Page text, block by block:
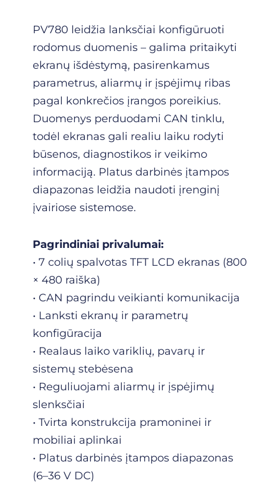
PV780 leidžia lanksčiai konfigūruoti
rodomus duomenis – galima pritaikyti
ekranų išdėstymą, pasirenkamus
parametrus, aliarmų ir įspėjimų ribas
pagal konkrečios įrangos poreikius.
Duomenys perduodami CAN tinklu,
todėl ekranas gali realiu laiku rodyti
būsenos, diagnostikos ir veikimo
informaciją. Platus darbinės įtampos
diapazonas leidžia naudoti įrenginį
įvairiose sistemose.
Pagrindiniai privalumai:
• 7 colių spalvotas TFT LCD ekranas (800
× 480 raiška)
• CAN pagrindu veikianti komunikacija
• Lanksti ekranų ir parametrų
konfigūracija
• Realaus laiko variklių, pavarų ir
sistemų stebėsena
• Reguliuojami aliarmų ir įspėjimų
slenksčiai
• Tvirta konstrukcija pramoninei ir
mobiliai aplinkai
• Platus darbinės įtampos diapazonas
(6–36 V DC)